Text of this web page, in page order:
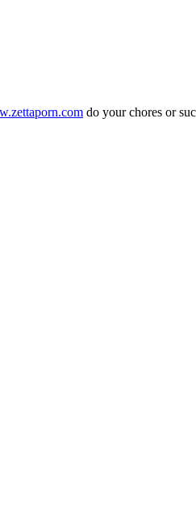
do your chores or